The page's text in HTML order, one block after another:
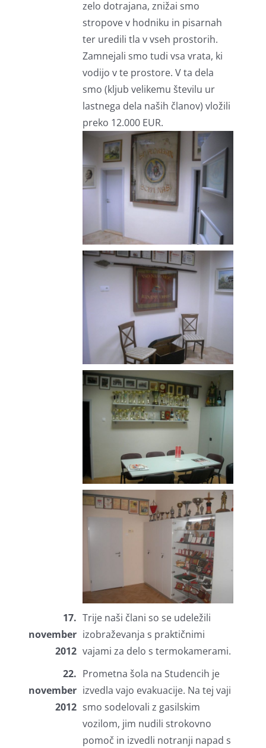
zelo dotrajana, znižai smo
stropove v hodniku in pisarnah
ter uredili tla v vseh prostorih.
Zamnejali smo tudi vsa vrata, ki
vodijo v te prostore. V ta dela
smo (kljub velikemu številu ur
lastnega dela naših članov) vložili
preko 12.000 EUR.
17.
november
2012
Trije naši člani so se udeležili
izobraževanja s praktičnimi
vajami za delo s termokamerami.
22.
november
2012
Prometna šola na Studencih je
izvedla vajo evakuacije. Na tej vaji
smo sodelovali z gasilskim
vozilom, jim nudili strokovno
pomoč in izvedli notranji napad s